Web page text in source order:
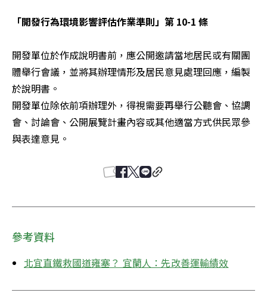
「開發行為環境影響評估作業準則」第 10-1 條
開發單位於作成說明書前，應公開邀請當地居民或有關團
體舉行會議，並將其辦理情形及居民意見處理回應，編製
於說明書。
開發單位除依前項辦理外，得視需要再舉行公聽會、協調
會、討論會、公開展覽計畫內容或其他適當方式供民眾參
與表達意見。
參考資料
北宜直鐵救國道雍塞？ 宜蘭人：先改善運輸績效